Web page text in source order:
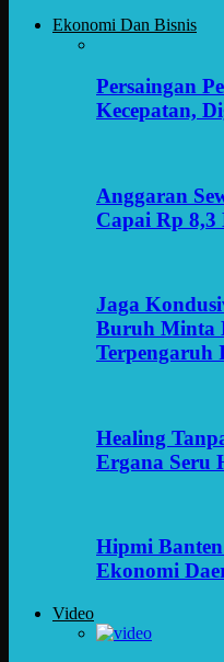
Ekonomi Dan Bisnis
Persaingan
Kecepatan,
Anggaran
Capai Rp
Jaga
Buruh Minta
Terpengaruh
Healing
Ergana Seru
Hipmi
Ekonomi
Video